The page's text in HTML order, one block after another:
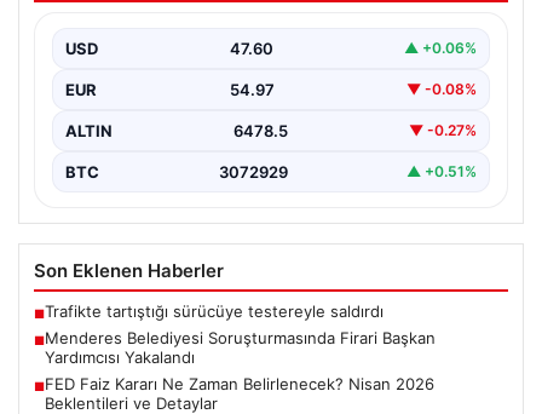
soruşturma kapsamında, Belediye Başkan Yardımcısı
Rüzgar Sönmez,…
USD 47.60 ▲ +0.06%
EUR 54.97 ▼ -0.08%
ALTIN 6478.5 ▼ -0.27%
BTC 3072929 ▲ +0.51%
Son Eklenen Haberler
■Trafikte tartıştığı sürücüye testereyle saldırdı
■Menderes Belediyesi Soruşturmasında Firari Başkan
Yardımcısı Yakalandı
■FED Faiz Kararı Ne Zaman Belirlenecek? Nisan 2026
Beklentileri ve Detaylar